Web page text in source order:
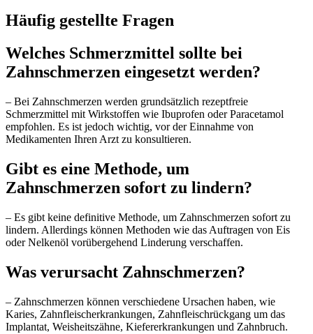
Häufig gestellte Fragen
Welches Schmerzmittel sollte bei
Zahnschmerzen eingesetzt werden?
– Bei Zahnschmerzen werden grundsätzlich rezeptfreie
Schmerzmittel mit Wirkstoffen wie Ibuprofen oder Paracetamol
empfohlen. Es ist jedoch wichtig, vor der Einnahme von
Medikamenten Ihren Arzt zu konsultieren.
Gibt es eine Methode, um
Zahnschmerzen sofort zu lindern?
– Es gibt keine definitive Methode, um Zahnschmerzen sofort zu
lindern. Allerdings können Methoden wie das Auftragen von Eis
oder Nelkenöl vorübergehend Linderung verschaffen.
Was verursacht Zahnschmerzen?
– Zahnschmerzen können verschiedene Ursachen haben, wie
Karies, Zahnfleischerkrankungen, Zahnfleischrückgang um das
Implantat, Weisheitszähne, Kiefererkrankungen und Zahnbruch.